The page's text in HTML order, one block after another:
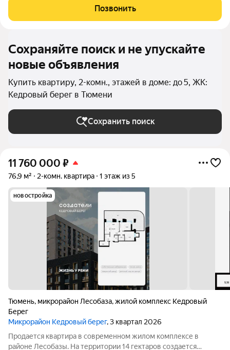
класса высотой от 5 до 25 этажей, собственным детским садом
и благоустроенной набережной.
Позвонить
Сохраняйте поиск и не упускайте
новые объявления
Купить квартиру, 2-комн., этажей в доме: до 5, ЖК:
Кедровый берег в Тюмени
Сохранить поиск
11 760 000 ₽
76,9 м² 2-комн. квартира 1 этаж из 5
новостройка
Тюмень, микрорайон Лесобаза,жилой комплекс Кедровый
Берег
Микрорайон Кедровый берег, 3 квартал 2026
Продается квартира в современном жилом комплексе в
районе Лесобазы. На территории 14 гектаров создается